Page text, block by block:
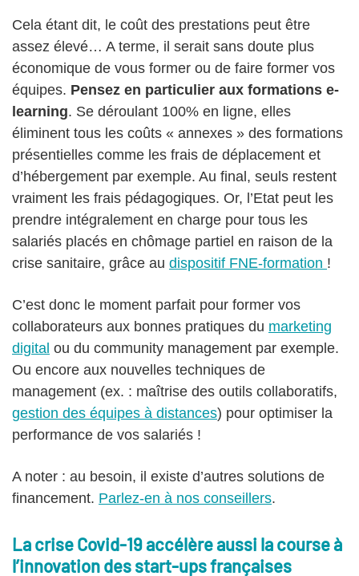
Cela étant dit, le coût des prestations peut être
assez élevé… A terme, il serait sans doute plus
économique de vous former ou de faire former vos
équipes. Pensez en particulier aux formations e-
learning. Se déroulant 100% en ligne, elles
éliminent tous les coûts « annexes » des formations
présentielles comme les frais de déplacement et
d’hébergement par exemple. Au final, seuls restent
vraiment les frais pédagogiques. Or, l’Etat peut les
prendre intégralement en charge pour tous les
salariés placés en chômage partiel en raison de la
crise sanitaire, grâce au dispositif FNE-formation !
C’est donc le moment parfait pour former vos
collaborateurs aux bonnes pratiques du marketing
digital ou du community management par exemple.
Ou encore aux nouvelles techniques de
management (ex. : maîtrise des outils collaboratifs,
gestion des équipes à distances) pour optimiser la
performance de vos salariés !
A noter : au besoin, il existe d’autres solutions de
financement. Parlez-en à nos conseillers.
La crise Covid-19 accélère aussi la course à
l’innovation des start-ups françaises